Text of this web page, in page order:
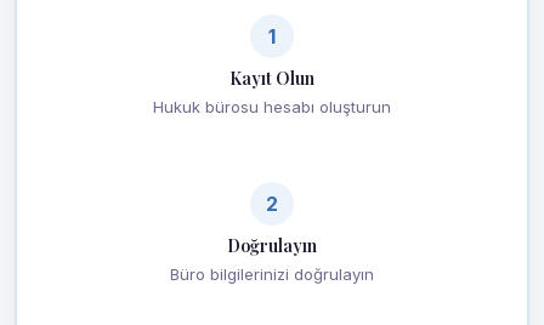
1
Kayıt Olun
Hukuk bürosu hesabı oluşturun
2
Doğrulayın
Büro bilgilerinizi doğrulayın